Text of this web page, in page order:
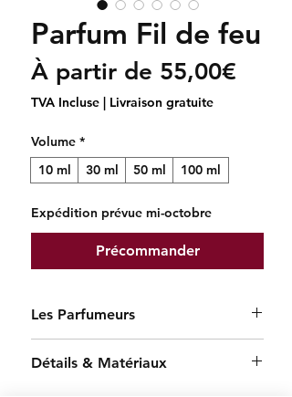
Parfum Fil de feu
À partir de 55,00€
TVA Incluse | Livraison gratuite
Volume *
10 ml
30 ml 50 ml 100 ml
Expédition prévue mi-octobre
Précommander
Les Parfumeurs
temps, de la patience et de
Détails & Matériaux